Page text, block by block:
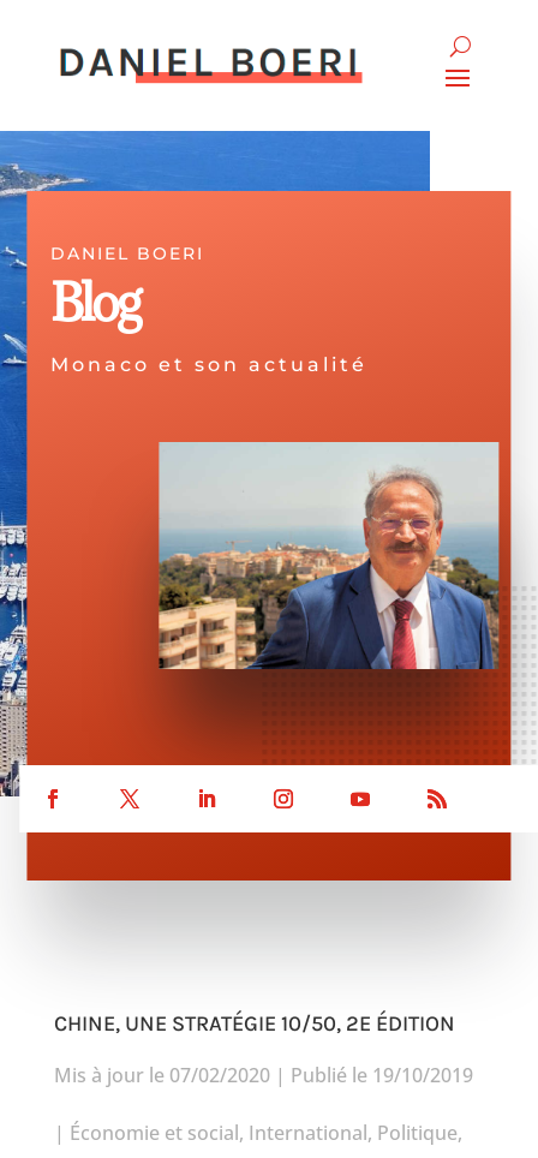
DANIEL BOERI
Blog
Monaco et son actualité
CHINE, UNE STRATÉGIE 10/50, 2E ÉDITION
Mis à jour le 07/02/2020 | Publié le 19/10/2019
| Économie et social, International, Politique,